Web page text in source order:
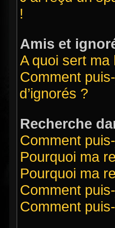
!
Amis et
A quoi sert ma
Comment
d’ignorés ?
Recherche
Comment
Pourquoi ma
Pourquoi ma
Comment
Comment